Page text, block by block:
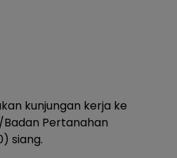
kunjungan kerja ke
Badan Pertanahan
siang.